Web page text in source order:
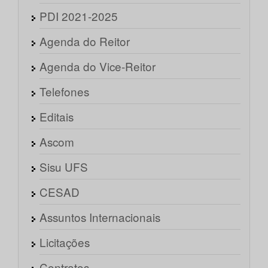
PDI 2021-2025
Agenda do Reitor
Agenda do Vice-Reitor
Telefones
Editais
Ascom
Sisu UFS
CESAD
Assuntos Internacionais
Licitações